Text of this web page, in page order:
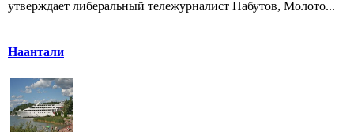
утверждает либеральный тележурналист Набутов, Молото...
Наантали